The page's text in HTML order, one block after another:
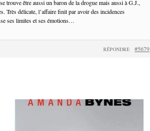
trouve être aussi un baron de la drogue mais aussi à G.J.,
Très délicate, l’affaire finit par avoir des incidences
ses limites et ses émotions…
#5679
RÉPONDRE